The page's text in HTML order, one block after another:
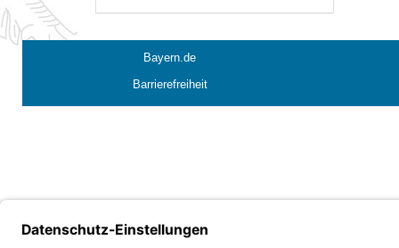
Bayern.de
Barrierefreiheit